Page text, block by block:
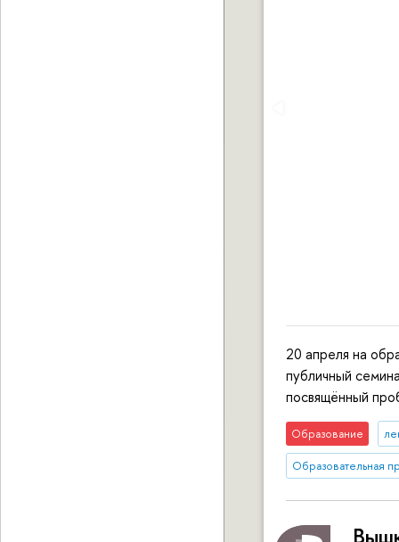
20 апреля на
публичный
посвящённый
Образование
Образовательная